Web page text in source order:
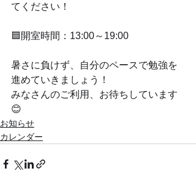
てください！
🟦開室時間：13:00～19:00
暑さに負けず、自分のペースで勉強を
進めていきましょう！
みなさんのご利用、お待ちしています
😊
お知らせ
カレンダー